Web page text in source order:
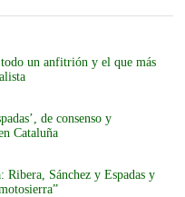
un anfitrión y el que más
de consenso y
Cataluña
Ribera, Sánchez y Espadas y